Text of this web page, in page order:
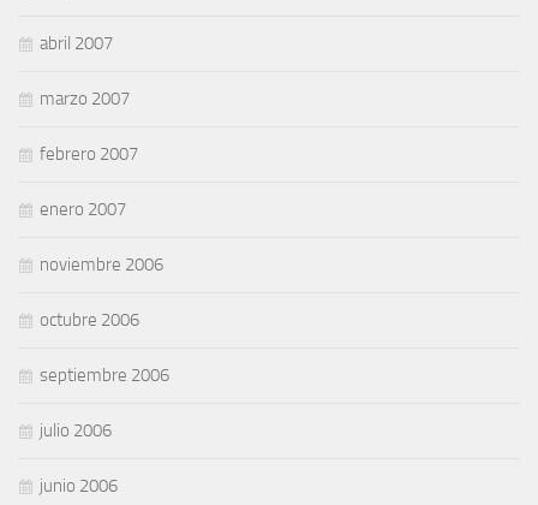
abril 2007
marzo 2007
febrero 2007
enero 2007
noviembre 2006
octubre 2006
septiembre 2006
julio 2006
junio 2006